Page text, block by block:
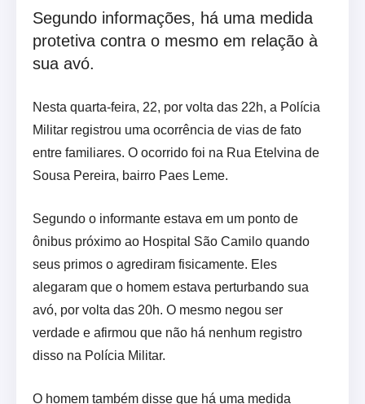
Segundo informações, há uma medida
protetiva contra o mesmo em relação à
sua avó.
Nesta quarta-feira, 22, por volta das 22h, a Polícia
Militar registrou uma ocorrência de vias de fato
entre familiares. O ocorrido foi na Rua Etelvina de
Sousa Pereira, bairro Paes Leme.
Segundo o informante estava em um ponto de
ônibus próximo ao Hospital São Camilo quando
seus primos o agrediram fisicamente. Eles
alegaram que o homem estava perturbando sua
avó, por volta das 20h. O mesmo negou ser
verdade e afirmou que não há nenhum registro
disso na Polícia Militar.
O homem também disse que há uma medida